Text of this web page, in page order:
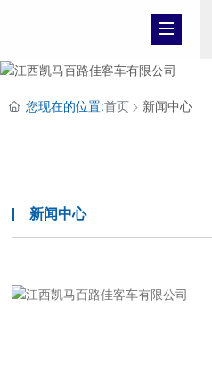
您现在的位置:首页 新闻中心
新闻中心